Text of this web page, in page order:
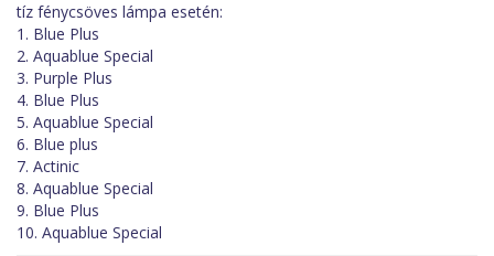
tíz fénycsöves lámpa esetén:
1. Blue Plus
2. Aquablue Special
3. Purple Plus
4. Blue Plus
5. Aquablue Special
6. Blue plus
7. Actinic
8. Aquablue Special
9. Blue Plus
10. Aquablue Special